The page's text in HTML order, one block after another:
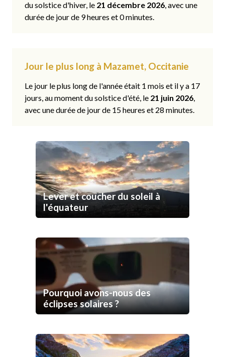
du solstice d'hiver, le 21 décembre 2026, avec une
durée de jour de 9 heures et 0 minutes.
Jour le plus long à Mazamet, Occitanie
Le jour le plus long de l'année était 1 mois et il y a 17
jours, au moment du solstice d'été, le 21 juin 2026,
avec une durée de jour de 15 heures et 28 minutes.
Lever et coucher du soleil à
l'équateur
Pourquoi avons-nous des
éclipses solaires ?